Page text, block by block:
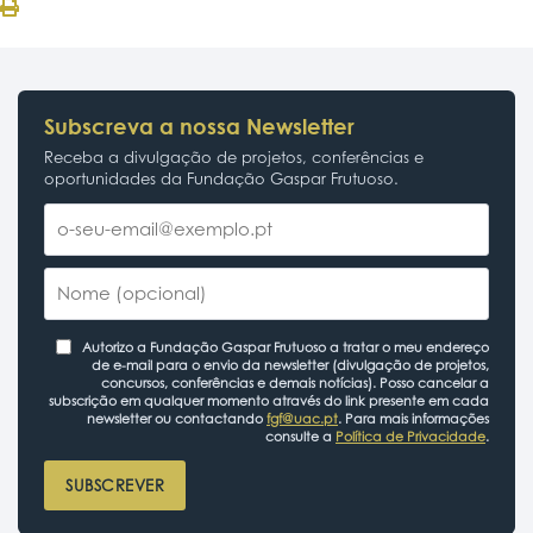
Subscreva a nossa Newsletter
Receba a divulgação de projetos, conferências e
oportunidades da Fundação Gaspar Frutuoso.
Autorizo a Fundação Gaspar Frutuoso a tratar o meu endereço
de e-mail para o envio da newsletter (divulgação de projetos,
concursos, conferências e demais notícias). Posso cancelar a
subscrição em qualquer momento através do link presente em cada
newsletter ou contactando fgf@uac.pt. Para mais informações
consulte a Política de Privacidade.
SUBSCREVER